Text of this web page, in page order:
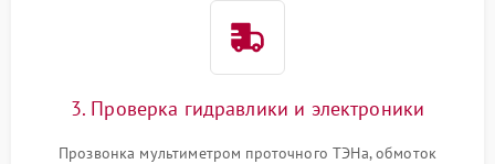
3. Проверка гидравлики и электроники
Прозвонка мультиметром проточного ТЭНа, обмоток